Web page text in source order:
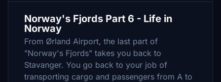
Norway's Fjords Part 6 - Life in
Norway
From Ørland Airport, the last part of
"Norway's Fjords" takes you back to
Stavanger. You go back to your job of
transporting cargo and passengers from A to